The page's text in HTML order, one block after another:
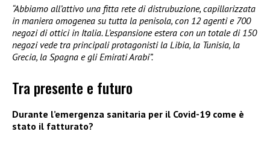
“Abbiamo all’attivo una fitta rete di distrubuzione, capillarizzata
in maniera omogenea su tutta la penisola, con 12 agenti e 700
negozi di ottici in Italia. L’espansione estera con un totale di 150
negozi vede tra principali protagonisti la Libia, la Tunisia, la
Grecia, la Spagna e gli Emirati Arabi”.
Tra presente e futuro
Durante l’emergenza sanitaria per il Covid-19 come è
stato il fatturato?